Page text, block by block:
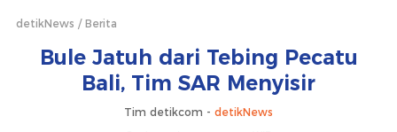
detikNews Berita
Bule Jatuh dari Tebing Pecatu
Bali, Tim SAR Menyisir
Tim detikcom - detikNews